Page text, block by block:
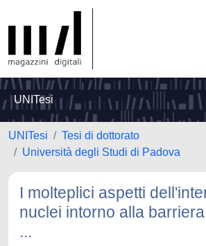
UNITesi
UNITesi
Tesi di dottorato
Università degli Studi di Padova
I molteplici aspetti
nuclei intorno alla
...